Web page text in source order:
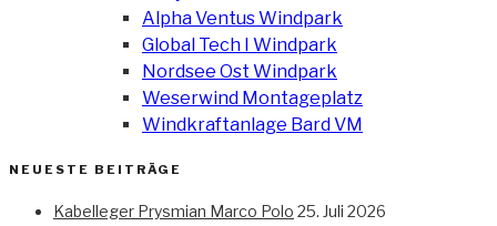
Alpha Ventus Windpark
Global Tech I Windpark
Nordsee Ost Windpark
Weserwind Montageplatz
Windkraftanlage Bard VM
NEUESTE BEITRÄGE
Kabelleger Prysmian Marco Polo 25. Juli 2026